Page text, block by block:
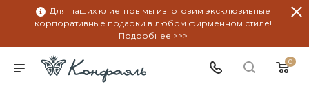
Для наших клиентов мы изготовим эксклюзивные
корпоративные подарки в любом фирменном стиле!
Подробнее >>>
0